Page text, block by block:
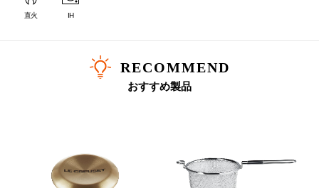
直火 IH
RECOMMEND
おすすめ製品